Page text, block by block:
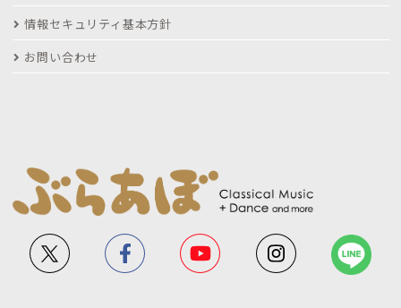
情報セキュリティ基本方針
お問い合わせ